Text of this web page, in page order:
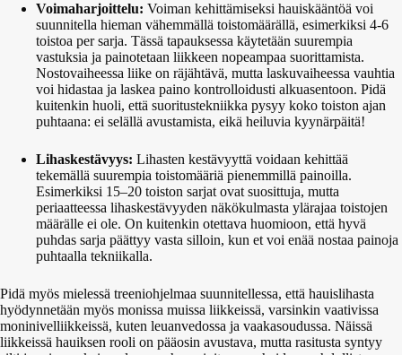
Voimaharjoittelu: Voiman kehittämiseksi hauiskääntöä voi
suunnitella hieman vähemmällä toistomäärällä, esimerkiksi 4-6
toistoa per sarja. Tässä tapauksessa käytetään suurempia
vastuksia ja painotetaan liikkeen nopeampaa suorittamista.
Nostovaiheessa liike on räjähtävä, mutta laskuvaiheessa vauhtia
voi hidastaa ja laskea paino kontrolloidusti alkuasentoon. Pidä
kuitenkin huoli, että suoritustekniikka pysyy koko toiston ajan
puhtaana: ei selällä avustamista, eikä heiluvia kyynärpäitä!
Lihaskestävyys: Lihasten kestävyyttä voidaan kehittää
tekemällä suurempia toistomääriä pienemmillä painoilla.
Esimerkiksi 15–20 toiston sarjat ovat suosittuja, mutta
periaatteessa lihaskestävyyden näkökulmasta ylärajaa toistojen
määrälle ei ole. On kuitenkin otettava huomioon, että hyvä
puhdas sarja päättyy vasta silloin, kun et voi enää nostaa painoja
puhtaalla tekniikalla.
Pidä myös mielessä treeniohjelmaa suunnitellessa, että hauislihasta
hyödynnetään myös monissa muissa liikkeissä, varsinkin vaativissa
moninivelliikkeissä, kuten leuanvedossa ja vaakasoudussa. Näissä
liikkeissä hauiksen rooli on pääosin avustava, mutta rasitusta syntyy